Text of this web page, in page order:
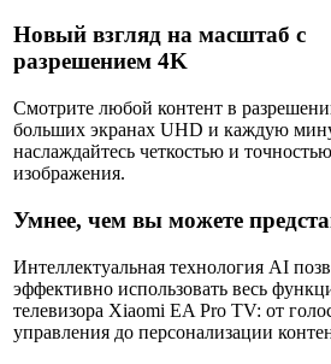
Новый взгляд на масштаб с
разрешением 4K
Смотрите любой контент в
больших экранах UHD и каждую
наслаждайтесь четкостью и точностью
изображения.
Умнее, чем вы можете
Интеллектуальная технология AI
эффективно использовать весь
телевизора Xiaomi EA Pro TV: от
управления до персонализации